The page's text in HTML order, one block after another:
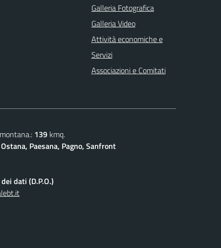
Galleria Fotografica
Galleria Video
Attività economiche e
Servizi
Associazioni e Comitati
139 kmq.
Paesana, Pagno, Sanfront
dati (D.P.O.)